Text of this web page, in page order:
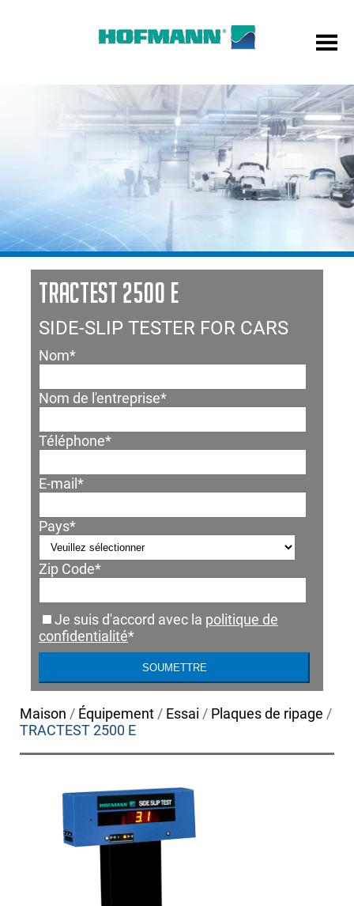
TRACTEST 2500 E
SIDE-SLIP TESTER FOR CARS
Nom*
Nom de l'entreprise*
Téléphone*
E-mail *
Pays*
Zip Code*
Je suis d'accord avec la politique de
confidentialité*
Maison / Équipement/ Essai / Plaques de ripage /
TRACTEST 2500 E